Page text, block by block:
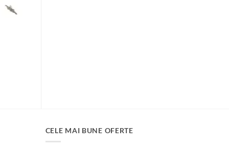
CELE MAI BUNE OFERTE